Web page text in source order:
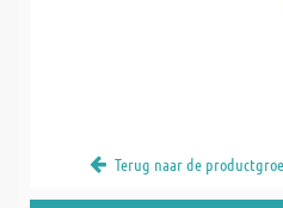
Terug naar de